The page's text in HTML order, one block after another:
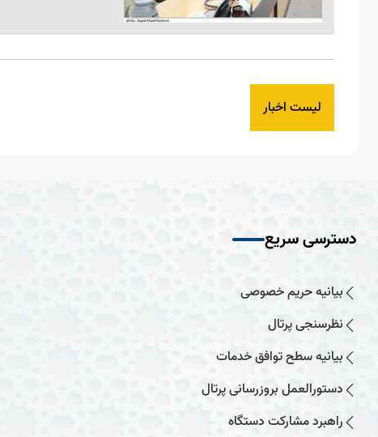
لیست اخبار
دسترسی سریع
بیانیه حریم خصوصی
نظرسنجی پرتال
بیانیه سطح توافق خدمات
دستورالعمل بروزرسانی پرتال
راهبرد مشارکت دستگاه